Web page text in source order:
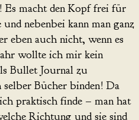
macht den Kopf frei für
nebenbei kann man ganz
eben auch nicht, wenn es
wollte ich mir kein
Bullet Journal zu
Bücher binden! Da
praktisch finde – man hat
Richtung und sie sind